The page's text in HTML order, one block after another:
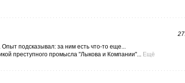
подсказывал: за ним есть что-то еще...
пре­ступного промысла "Лыкова и Компании"... Ещё